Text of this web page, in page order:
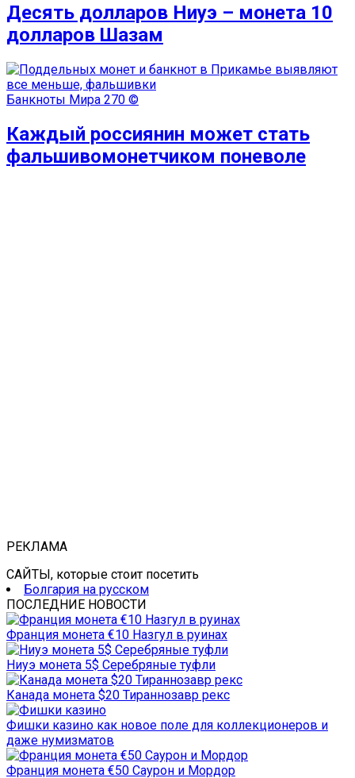
Десять долларов Ниуэ – монета 10
долларов Шазам
Банкноты Мира 270 ©
Каждый россиянин может стать
фальшивомонетчиком поневоле
РЕКЛАМА
САЙТЫ, которые стоит посетить
Болгария на русском
ПОСЛЕДНИЕ НОВОСТИ
Франция монета €10 Назгул в руинах
Ниуэ монета 5$ Серебряные туфли
Канада монета $20 Тираннозавр рекс
Фишки казино как новое поле для коллекционеров и
даже нумизматов
Франция монета €50 Саурон и Мордор